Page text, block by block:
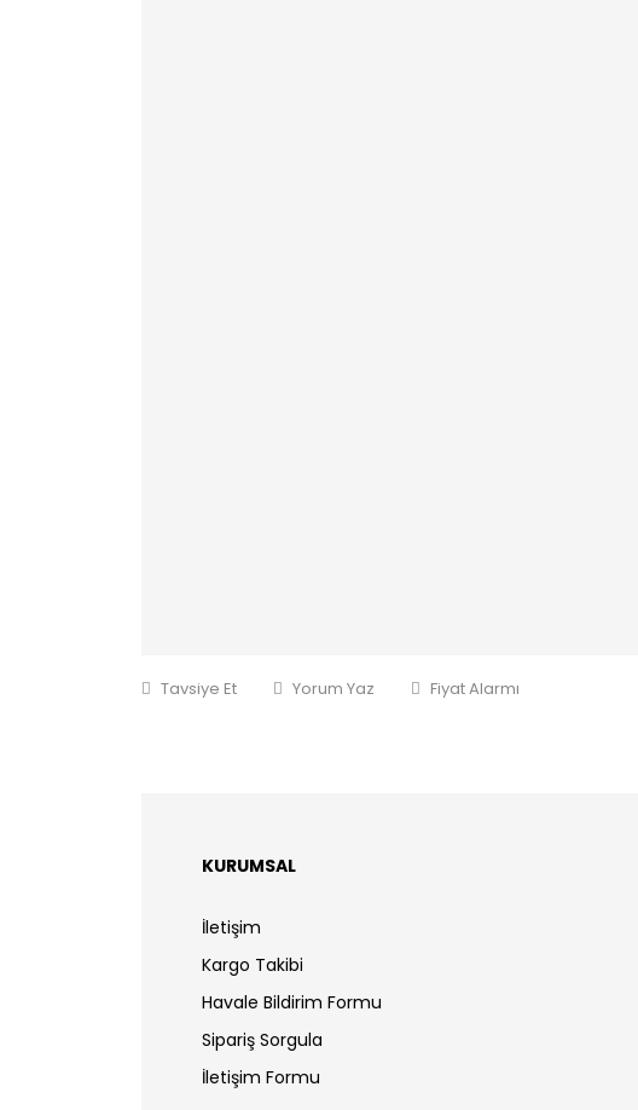
Tavsiye Et Yorum Yaz Fiyat Alarmı
KURUMSAL
İletişim
Kargo Takibi
Havale Bildirim Formu
Sipariş Sorgula
İletişim Formu